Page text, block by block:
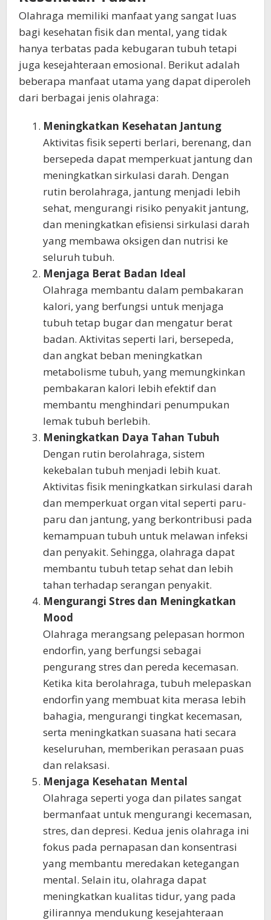
Olahraga memiliki manfaat yang sangat luas
bagi kesehatan fisik dan mental, yang tidak
hanya terbatas pada kebugaran tubuh tetapi
juga kesejahteraan emosional. Berikut adalah
beberapa manfaat utama yang dapat diperoleh
dari berbagai jenis olahraga:
Meningkatkan Kesehatan Jantung
Aktivitas fisik seperti berlari, berenang, dan
bersepeda dapat memperkuat jantung dan
meningkatkan sirkulasi darah. Dengan
rutin berolahraga, jantung menjadi lebih
sehat, mengurangi risiko penyakit jantung,
dan meningkatkan efisiensi sirkulasi darah
yang membawa oksigen dan nutrisi ke
seluruh tubuh.
Menjaga Berat Badan Ideal
Olahraga membantu dalam pembakaran
kalori, yang berfungsi untuk menjaga
tubuh tetap bugar dan mengatur berat
badan. Aktivitas seperti lari, bersepeda,
dan angkat beban meningkatkan
metabolisme tubuh, yang memungkinkan
pembakaran kalori lebih efektif dan
membantu menghindari penumpukan
lemak tubuh berlebih.
Meningkatkan Daya Tahan Tubuh
Dengan rutin berolahraga, sistem
kekebalan tubuh menjadi lebih kuat.
Aktivitas fisik meningkatkan sirkulasi darah
dan memperkuat organ vital seperti paru-
paru dan jantung, yang berkontribusi pada
kemampuan tubuh untuk melawan infeksi
dan penyakit. Sehingga, olahraga dapat
membantu tubuh tetap sehat dan lebih
tahan terhadap serangan penyakit.
Mengurangi Stres dan Meningkatkan
Mood
Olahraga merangsang pelepasan hormon
endorfin, yang berfungsi sebagai
pengurang stres dan pereda kecemasan.
Ketika kita berolahraga, tubuh melepaskan
endorfin yang membuat kita merasa lebih
bahagia, mengurangi tingkat kecemasan,
serta meningkatkan suasana hati secara
keseluruhan, memberikan perasaan puas
dan relaksasi.
Menjaga Kesehatan Mental
Olahraga seperti yoga dan pilates sangat
bermanfaat untuk mengurangi kecemasan,
stres, dan depresi. Kedua jenis olahraga ini
fokus pada pernapasan dan konsentrasi
yang membantu meredakan ketegangan
mental. Selain itu, olahraga dapat
meningkatkan kualitas tidur, yang pada
gilirannya mendukung kesejahteraan